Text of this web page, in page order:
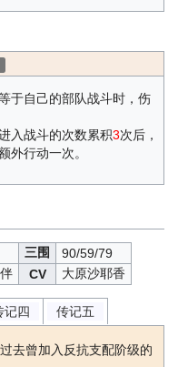
于自己的部队战斗时，伤
入战斗的次数累积3次后，
外行动一次。
三围
90/59/79
CV 大原沙耶香
记四 传记五
去曾加入反抗支配阶级的